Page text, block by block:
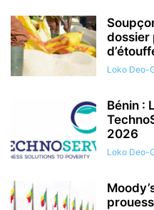
dossier
Loko Deo-
Bénin :
2026
Loko Deo-